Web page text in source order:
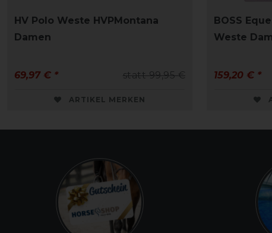
HV Polo Weste HVPMontana
Damen
statt 99,95 €
69,97 € *
ARTIKEL MERKEN
BOSS
Weste
159,20 € *